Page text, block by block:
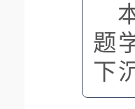
题
下